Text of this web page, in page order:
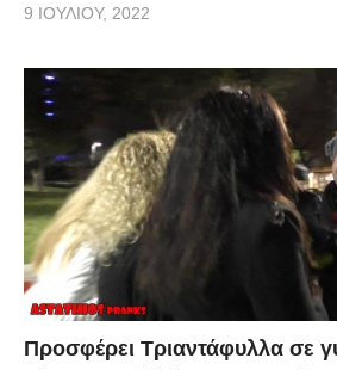
9 ΙΟΥΛΊΟΥ, 2022
Προσφέρει Τριαντάφυλλα σε